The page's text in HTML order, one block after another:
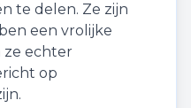
te delen. Ze zijn
een vrolijke
ze echter
op